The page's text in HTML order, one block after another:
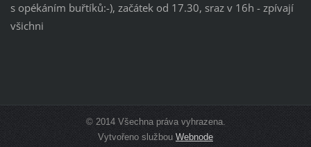
s opékáním buřtíků:-), začátek od 17.30, sraz v 16h - zpívají
všichni
© 2014 Všechna práva vyhrazena.
Vytvořeno službou Webnode